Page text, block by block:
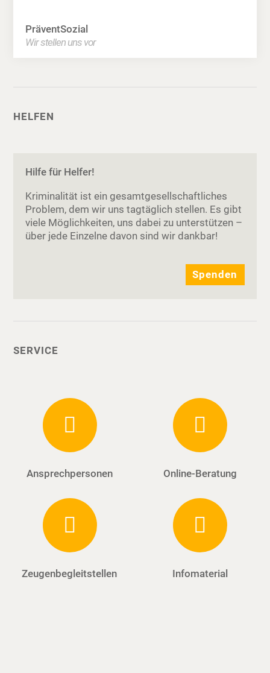
PräventSozial
Wir stellen uns vor
HELFEN
Hilfe für Helfer!
Kriminalität ist ein gesamtgesellschaftliches
Problem, dem wir uns tagtäglich stellen. Es gibt
viele Möglichkeiten, uns dabei zu unterstützen –
über jede Einzelne davon sind wir dankbar!
Spenden
SERVICE
Ansprechpersonen Online-Beratung
Zeugenbegleitstellen Infomaterial